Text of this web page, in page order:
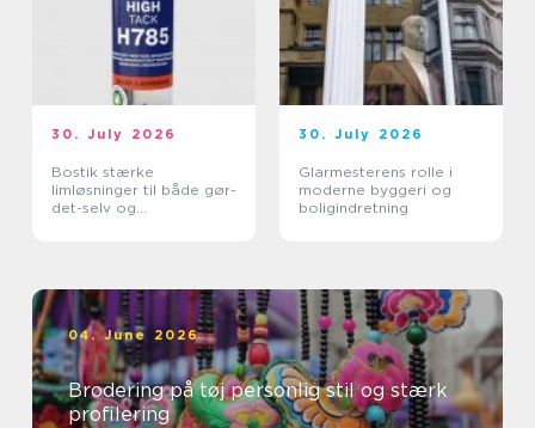
30. July 2026
Bostik stærke
limløsninger til både gør-
det-selv og
30. July 2026
Glarmesterens rolle i
moderne byggeri og
boligindretning
04. June 2026
Brodering på tøj personlig stil og stærk
profilering